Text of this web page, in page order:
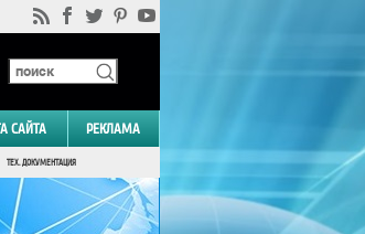
САЙТА РЕКЛАМА
ТЕХ. ДОКУМЕНТАЦИЯ